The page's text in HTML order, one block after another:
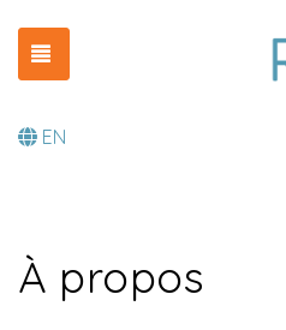
EN
À propos